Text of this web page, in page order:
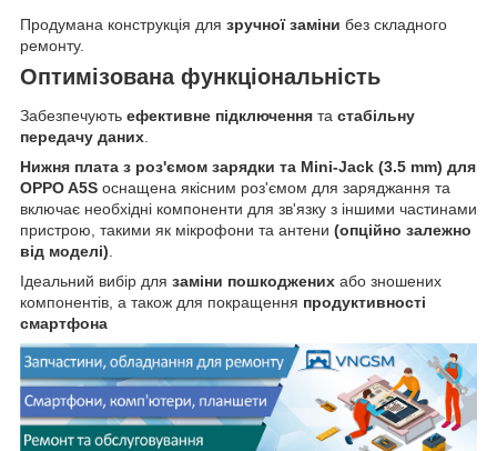
Продумана конструкція для зручної заміни без складного
ремонту.
Оптимізована функціональність
Забезпечують ефективне підключення та стабільну
передачу даних.
Нижня плата з роз'ємом зарядки та Mini-Jack (3.5 mm) для
OPPO A5S оснащена якісним роз'ємом для заряджання та
включає необхідні компоненти для зв'язку з іншими частинами
пристрою, такими як мікрофони та антени (опційно залежно
від моделі).
Ідеальний вибір для заміни пошкоджених або зношених
компонентів, а також для покращення продуктивності
смартфона